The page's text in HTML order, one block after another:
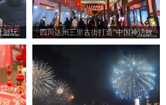
游玩
四川达州三里古街打造“中国神话故
事”主题灯会